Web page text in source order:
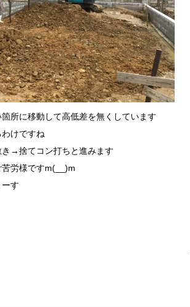
所に移動して高低差を無くしています
けですね
き→捨てコン打ちと進みます
労様ですm(__)m
す